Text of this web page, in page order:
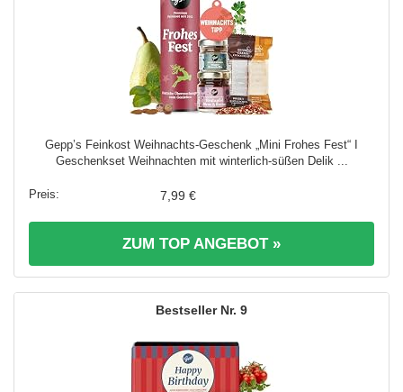
Gepp’s Feinkost Weihnachts-Geschenk „Mini Frohes Fest“ I
Geschenkset Weihnachten mit winterlich-süßen Delik ...
7,99 €
ZUM TOP ANGEBOT »
9